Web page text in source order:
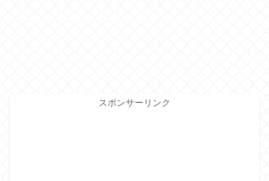
スポンサーリンク